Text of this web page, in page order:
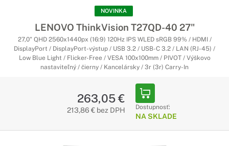
NOVINKA
LENOVO ThinkVision T27QD-40 27"
27,0" QHD 2560x1440px (16:9) 120Hz IPS WLED sRGB 99% / HDMI /
DisplayPort / DisplayPort-výstup / USB 3.2 / USB-C 3.2 / LAN (RJ-45) /
Low Blue Light / Flicker-Free / VESA 100x100mm / PIVOT / Výškovo
nastaviteľný / čierny / Kancelársky / 3r (3r) Carry-In
263,05 €
213,86 € bez DPH Dostupnosť:
NA SKLADE